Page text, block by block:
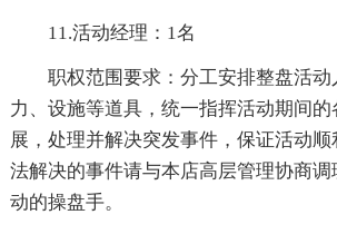
11.活动经理：1名
职权范围要求：分工安排整盘活
力、设施等道具，统一指挥活动期间
展，处理并解决突发事件，保证活动
法解决的事件请与本店高层管理协商
动的操盘手。